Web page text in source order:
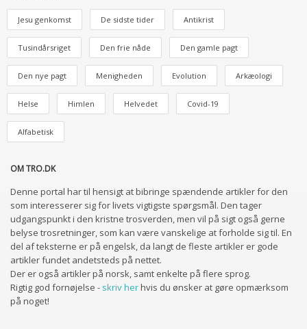
Jesu genkomst De sidste tider Antikrist
Tusindårsriget Den frie nåde Den gamle pagt
Den nye pagt Menigheden Evolution Arkæologi
Helse Himlen Helvedet Covid-19
Alfabetisk
OM TRO.DK
Denne portal har til hensigt at bibringe spændende artikler for den
som interesserer sig for livets vigtigste spørgsmål. Den tager
udgangspunkt i den kristne trosverden, men vil på sigt også gerne
belyse trosretninger, som kan være vanskelige at forholde sig til. En
del af teksterne er på engelsk, da langt de fleste artikler er gode
artikler fundet andetsteds på nettet.
Der er også artikler på norsk, samt enkelte på flere sprog.
Rigtig god fornøjelse - skriv herhvis du ønsker at gøre opmærksom
på noget!